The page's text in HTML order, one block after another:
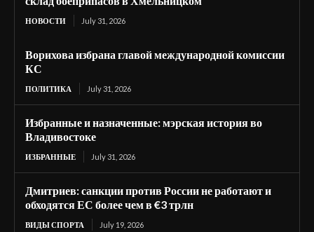
НОВОСТИ July 31, 2026
Ворихова избрана главой международной комиссии
КС
ПОЛИТИКА July 31, 2026
Избранные и назначенные: мэрская история во
Владивостоке
ИЗБРАННЫЕ July 31, 2026
Дмитриев: санкции против России не работают и
обходятся ЕС более чем в €3 трлн
ВИДЫ СПОРТА July 19, 2026